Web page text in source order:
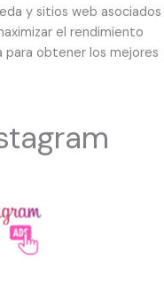
y sitios web asociados
el rendimiento
obtener los mejores